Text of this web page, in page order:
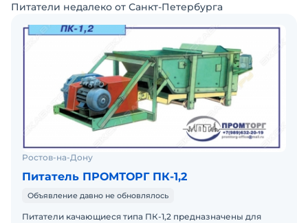
Питатели недалеко от Санкт-Петербурга
Ростов-на-Дону
Питатель ПРОМТОРГ ПК-1,2
Объявление давно не обновлялось
Питатели качающиеся типа ПК-1,2 предназначены для